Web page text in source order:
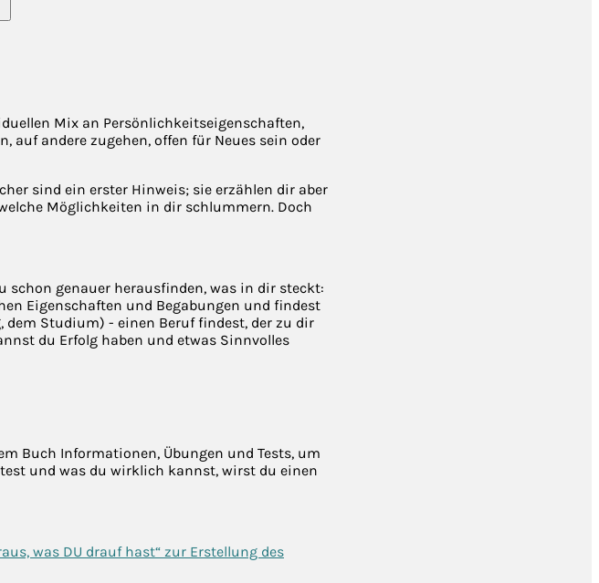
Mix an Persönlichkeitseigenschaften,
auf andere zugehen, offen für Neues sein oder
sind ein erster Hinweis; sie erzählen dir aber
Möglichkeiten in dir schlummern. Doch
schon genauer herausfinden, was in dir steckt:
Eigenschaften und Begabungen und findest
dem Studium) - einen Beruf findest, der zu dir
du Erfolg haben und etwas Sinnvolles
Buch Informationen, Übungen und Tests, um
und was du wirklich kannst, wirst du einen
was DU drauf hast“ zur Erstellung des